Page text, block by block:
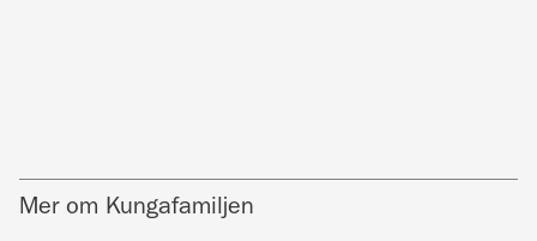
Mer om Kungafamiljen